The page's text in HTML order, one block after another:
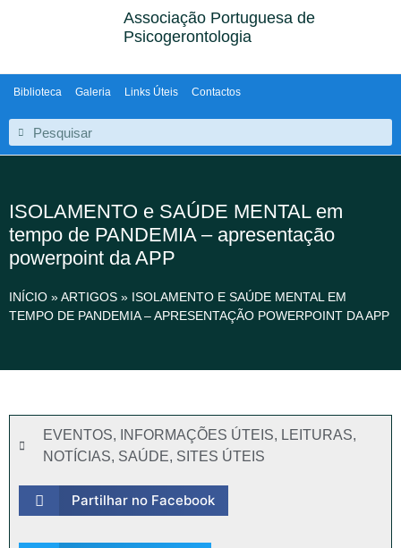
Associação Portuguesa de
Psicogerontologia
Biblioteca Galeria Links Úteis Contactos
ISOLAMENTO e SAÚDE MENTAL em
tempo de PANDEMIA – apresentação
powerpoint da APP
INÍCIO »ARTIGOS » ISOLAMENTO E SAÚDE MENTAL EM
TEMPO DE PANDEMIA – APRESENTAÇÃO POWERPOINT DA APP
EVENTOS, INFORMAÇÕES ÚTEIS, LEITURAS,
NOTÍCIAS, SAÚDE, SITES ÚTEIS
Partilhar no Facebook